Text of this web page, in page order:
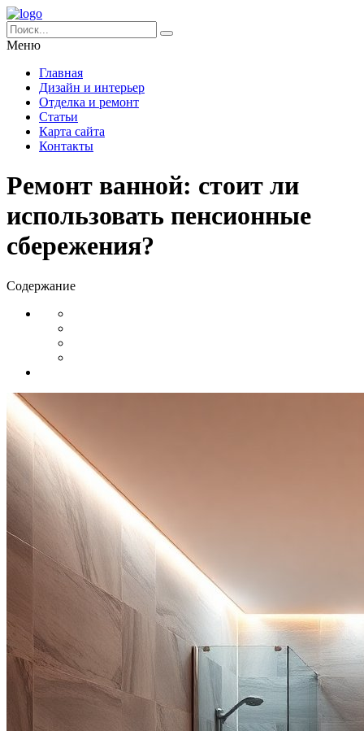
Меню
Главная
Дизайн и интерьер
Отделка и ремонт
Статьи
Карта сайта
Контакты
Ремонт ванной: стоит ли
использовать пенсионные
сбережения?
Содержание